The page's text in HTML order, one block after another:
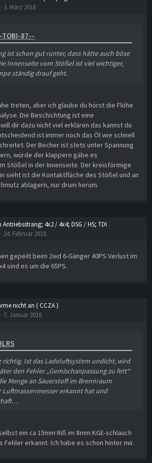
3. März 2018
TOBI-87--
ist schon gut runter, dass hätte auch böse
Innenseite vom Stößel ist viel wichtiger,
ständig drauf geht.
treten, aber ich glaube du hörst die Flöhe
Die Beschichtung ist eine
dir dazu nicht viel erklären das kannst du
ist immer noch das Öl wie schnell
Der Becher ist stets unter Spannung
würde der klappern gäbe es
Stößel in der Innenseite. Der kreisförmige
sieht ist die Kontaktfläche des Stößel und an
ablagern, nur drum herum.
4x2 / 4x4; DSG / HS; TDI
24. Februar 2018
gepeilt beim 2wd 6-Gänger 40PS Verlust im
sind es um die 65PS.
nicht an ( CCZA )
7. Januar 2018
richtig. Ist das Ladeluftsystem undicht, wird
den Fehler „Gemischanpassung zu fett“
Menge an Sauerstoff im Brennraum
erkannt hat und
ein ca 15mm Riß im 8mm KGE-schlauch
Fehler erkannt. Ich habe es schon hinter mir.